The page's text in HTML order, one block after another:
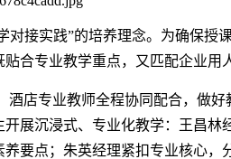
接实践”的培养理念。为确保授
合专业教学重点，又匹配企业用
店专业教师全程协同配合，做
展沉浸式、专业化教学：王昌林
要点；朱英经理紧扣专业核心，